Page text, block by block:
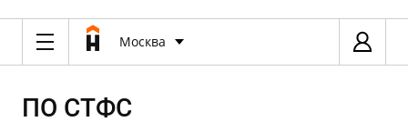
Москва
ПО СТФС